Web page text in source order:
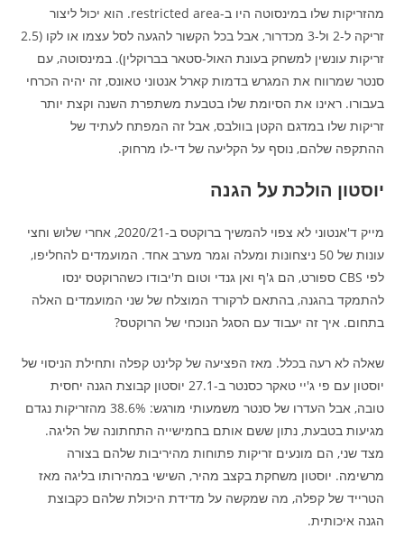
מהזריקות שלו במינסוטה היו ב-restricted area. הוא יכול ליצור
זריקה ל-2 ול-3 מכדרור, אבל בכל הקשור להגעה לסל עצמו או לקו (2.5
זריקות עונשין למשחק בעונת האול-סטאר בברוקלין). במינסוטה, עם
סנטר שמרווח את המגרש בדמות קארל אנטוני טאונס, זה יהיה הכרחי
בעבורו. ראינו את הסיומת שלו בטבעת משתפרת השנה וקצת יותר
זריקות שלו במדגם הקטן בוולבס, אבל זה המפתח לעתיד של
ההתקפה שלהם, נוסף על הקליעה של די-לו מרחוק.
יוסטון הולכת על הגנה
מייק ד'אנטוני לא צפוי להמשיך ברוקטס ב-2020/21, אחרי שלוש וחצי
עונות של 50 ניצחונות ומעלה וגמר מערב אחד. המועמדים להחליפו,
לפי CBS ספורט, הם ג'ף ואן גנדי וטום ת'יבודו כשהרוקטס ינסו
להתמקד בהגנה, בהתאם לרקורד המוצלח של שני המועמדים האלה
בתחום. איך זה יעבוד עם הסגל הנוכחי של הרוקטס?
שאלה לא רעה בכלל. מאז הפציעה של קלינט קפלה ותחילת הניסוי של
יוסטון עם פי ג'יי טאקר כסנטר ב-27.1 יוסטון קבוצת הגנה יחסית
טובה, אבל העדרו של סנטר משמעותי מורגש: 38.6% מהזריקות נגדם
מגיעות בטבעת, נתון ששם אותם בחמישייה התחתונה של הליגה.
מצד שני, הם מונעים זריקות פתוחות מהיריבות שלהם בצורה
מרשימה. יוסטון משחקת בקצב מהיר, השישי במהירותו בליגה מאז
הטרייד של קפלה, מה שמקשה על מדידת היכולת שלהם כקבוצת
הגנה איכותית.